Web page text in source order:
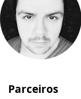
Parceiros